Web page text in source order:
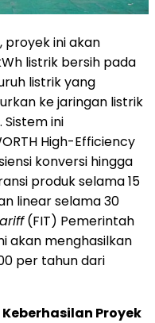
proyek ini akan
listrik bersih pada
listrik yang
ke jaringan listrik
. Sistem ini
High-Efficiency
konversi hingga
produk selama 15
linear selama 30
(FIT) Pemerintah
akan menghasilkan
per tahun dari
Proyek